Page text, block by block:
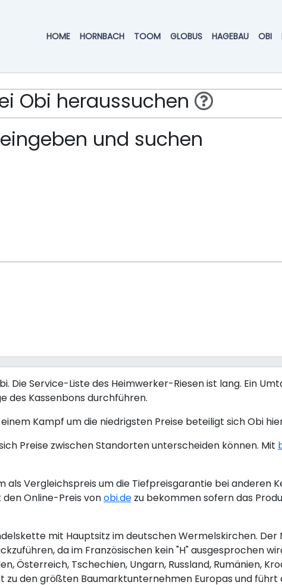
HOME HORNBACH TOOM GLOBUS HAGEBAU OBI
Obi heraussuchen
und suchen
Die Service-Liste des Heimwerker-Riesen ist lang. Ein
des Kassenbons durchführen.
Kampf um die niedrigsten Preise beteiligt sich Obi
Preise zwischen Standorten unterscheiden können. Mit
als Vergleichspreis um die Tiefpreisgarantie bei anderen
Online-Preis vonobi.de zu bekommen sofern das
mit Hauptsitz im deutschen Wermelskirchen. Der
da im Französischen kein "H" ausgesprochen
Österreich, Tschechien, Ungarn, Russland, Rumänien,
zu den größten Baumarktunternehmen Europas und